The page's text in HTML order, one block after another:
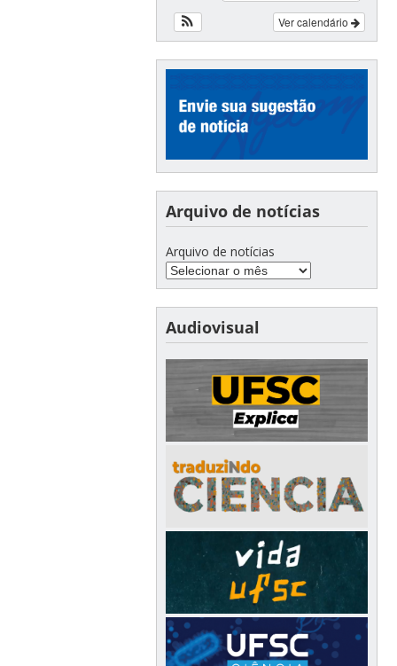
Ver calendário
Arquivo de notícias
Arquivo de notícias
Audiovisual